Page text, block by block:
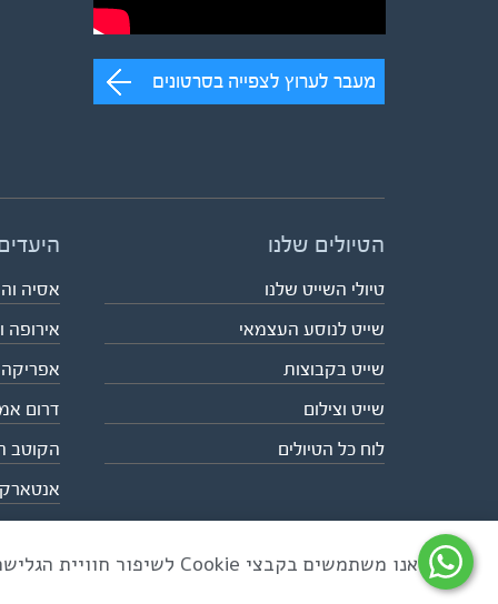
מעבר לערוץ לצפייה בסרטונים
הטיולים שלנו
טיולי השייט שלנו
שייט לנוסע העצמאי
שייט בקבוצות
שייט וצילום
לוח כל הטיולים
אסיה
אירופה
אפריקה
דרום
הקוטב
כל הזכויות שמורות לאקו טיולי שטח | טלפון 03-6879090 | פקס 03-6879099 |
אנו משתמשים בקבצי Cookie לשיפור חוויית הגלישה ולניתוח שימוש באתר